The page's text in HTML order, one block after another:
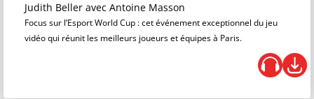
Judith Beller avec Antoine Masson
Focus sur l’Esport World Cup : cet événement exceptionnel du jeu
vidéo qui réunit les meilleurs joueurs et équipes à Paris.